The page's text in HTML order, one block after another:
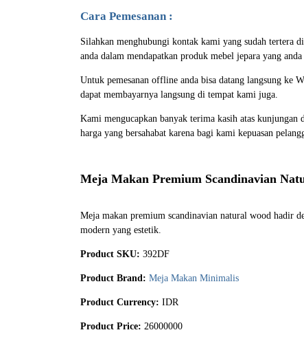
Cara Pemesanan :
Silahkan menghubungi kontak kami yang sudah tertera
anda dalam mendapatkan produk mebel jepara yang
Untuk pemesanan offline anda bisa datang langsung ke
dapat membayarnya langsung di tempat kami juga.
Kami mengucapkan banyak terima kasih atas kunjungan
harga yang bersahabat karena bagi kami kepuasan
Meja Makan Premium Scandinavian
Meja makan premium scandinavian natural wood hadir
modern yang estetik.
Product SKU: 392DF
Product Brand: Meja Makan Minimalis
Product Currency: IDR
Product Price: 26000000